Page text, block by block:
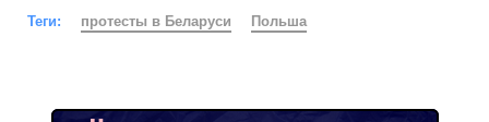
Теги: протесты в Беларуси Польша